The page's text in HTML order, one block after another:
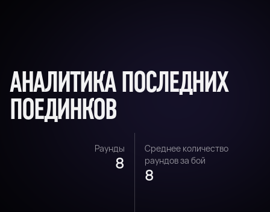
АНАЛИТИКА ПОСЛЕДНИХ
ПОЕДИНКОВ
Раунды
8
Среднее количество
раундов за бой
8